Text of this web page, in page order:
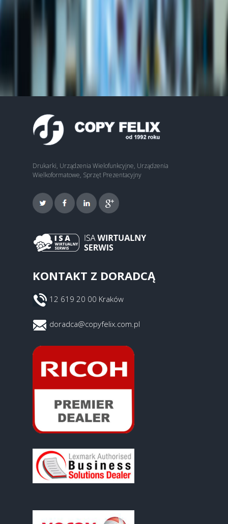
Drukarki, Urządzenia Wielofunkcyjne, Urządzenia
Wielkoformatowe, Sprzęt Prezentacyjny
KONTAKT Z DORADCĄ
12 619 20 00 Kraków
doradca@copyfelix.com.pl